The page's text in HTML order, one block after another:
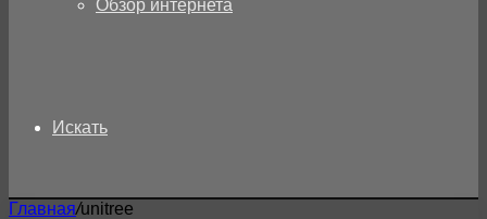
Обзор интернета
Искать
Главная/unitree